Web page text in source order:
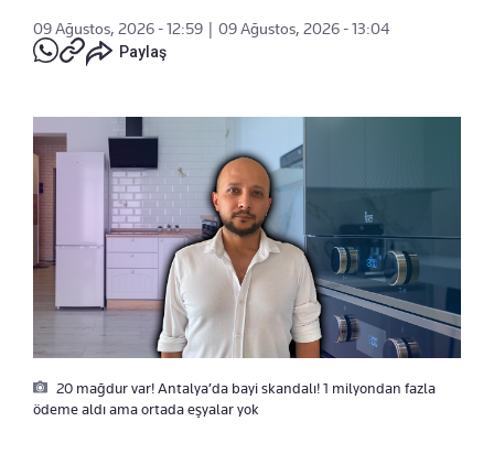
09 Ağustos, 2026 - 12:59
09 Ağustos, 2026 - 13:04
Paylaş
20 mağdur var! Antalya’da bayi skandalı! 1 milyondan fazla
ödeme aldı ama ortada eşyalar yok